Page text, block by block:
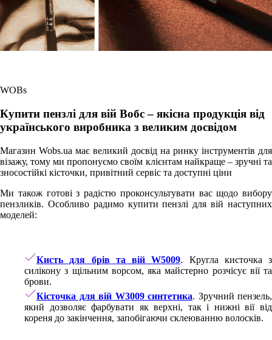
WOBs
Купити пензлі для вій Вобс – якісна продукція від
українського виробника з великим досвідом
Магазин Wobs.ua має великий досвід на ринку інструментів для
візажу, тому ми пропонуємо своїм клієнтам найкраще – зручні та
зносостійкі кісточки, привітний сервіс та доступні ціни
Ми також готові з радістю проконсультувати вас щодо вибору
пензликів. Особливо радимо купити пензлі для вій наступних
моделей:
Кисть для брів та вій W5009. Кругла кисточка з
силікону з щільним ворсом, яка майстерно розчісує вії та
брови.
Кісточка для вій W3009 синтетика. Зручний пензель,
який дозволяє фарбувати як верхні, так і нижні вії від
кореня до закінчення, запобігаючи склеюванню волосків.